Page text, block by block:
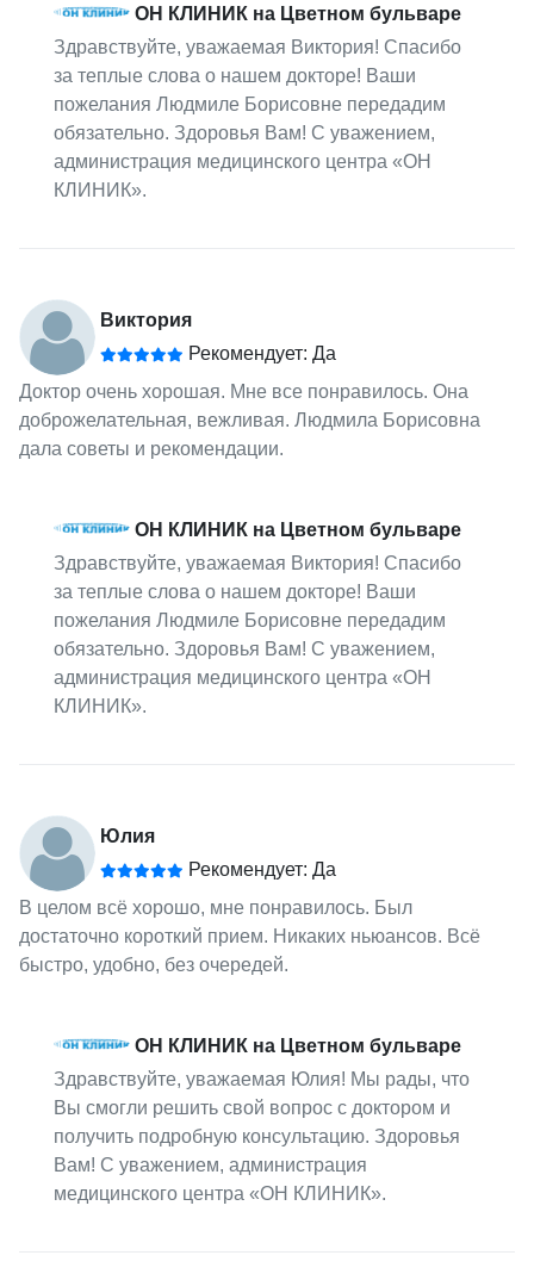
ОН КЛИНИК на Цветном бульваре
Здравствуйте, уважаемая Виктория! Спасибо
за теплые слова о нашем докторе! Ваши
пожелания Людмиле Борисовне передадим
обязательно. Здоровья Вам! С уважением,
администрация медицинского центра «ОН
КЛИНИК».
Виктория
Рекомендует: Да
Доктор очень хорошая. Мне все понравилось. Она
доброжелательная, вежливая. Людмила Борисовна
дала советы и рекомендации.
ОН КЛИНИК на Цветном бульваре
Здравствуйте, уважаемая Виктория! Спасибо
за теплые слова о нашем докторе! Ваши
пожелания Людмиле Борисовне передадим
обязательно. Здоровья Вам! С уважением,
администрация медицинского центра «ОН
КЛИНИК».
Юлия
Рекомендует: Да
В целом всё хорошо, мне понравилось. Был
достаточно короткий прием. Никаких ньюансов. Всё
быстро, удобно, без очередей.
ОН КЛИНИК на Цветном бульваре
Здравствуйте, уважаемая Юлия! Мы рады, что
Вы смогли решить свой вопрос с доктором и
получить подробную консультацию. Здоровья
Вам! С уважением, администрация
медицинского центра «ОН КЛИНИК».